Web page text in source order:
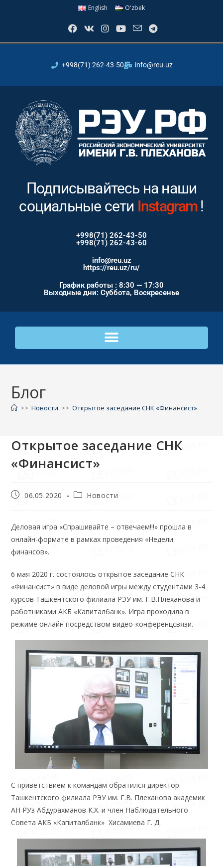
English Oʻzbek
+998(71) 262-43-50 info@reu.uz
Подписывайтесь на наши
социальные сети Youtube!
+998(71) 262-43-50
+998(71) 262-43-60
info@reu.uz
https://reu.uz/ru/
График работы : 8:30 — 17:30
Выходные дни: Суббота, Воскресенье
Блог
>> Новости >> Открытое заседание СНК «Финансист»
Открытое заседание СНК
«Финансист»
06.05.2020 Новости
Деловая игра «Спрашивайте – отвечаем!!!» прошла в
онлайн-формате в рамках проведения «Недели
финансов».
6 мая 2020 г. состоялось открытое заседание СНК
«Финансист» в виде деловой игры между студентами 3-4
курсов Ташкентского филиала РЭУ им. Г.В.Плеханова и
работниками АКБ «Капиталбанк». Игра проходила в
режиме онлайн посредством видео-конференцсвязи.
С приветствием к командам обратился директор
Ташкентского филиала РЭУ им. Г.В. Плеханова академик
АН РУз Абдурахманов К.Х. и член Наблюдательного
Совета АКБ «Капиталбанк» Хисамиева Г. Д.